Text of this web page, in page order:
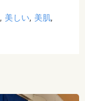
美しい 美肌